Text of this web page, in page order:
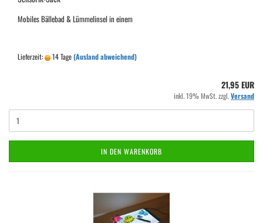
Mobiles Bällebad & Lümmelinsel in einem
Lieferzeit: 14 Tage(Ausland abweichend)
21,95 EUR
inkl. 19% MwSt. zzgl.Versand
IN DEN WARENKORB